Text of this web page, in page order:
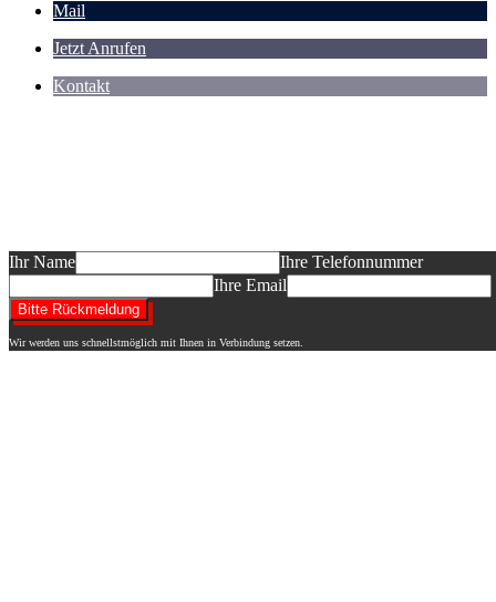
Mail
Jetzt Anrufen
Kontakt
Ihr Name
Ihre Telefonnummer
Ihre Email
Wir werden uns schnellstmöglich mit Ihnen in Verbindung setzen.